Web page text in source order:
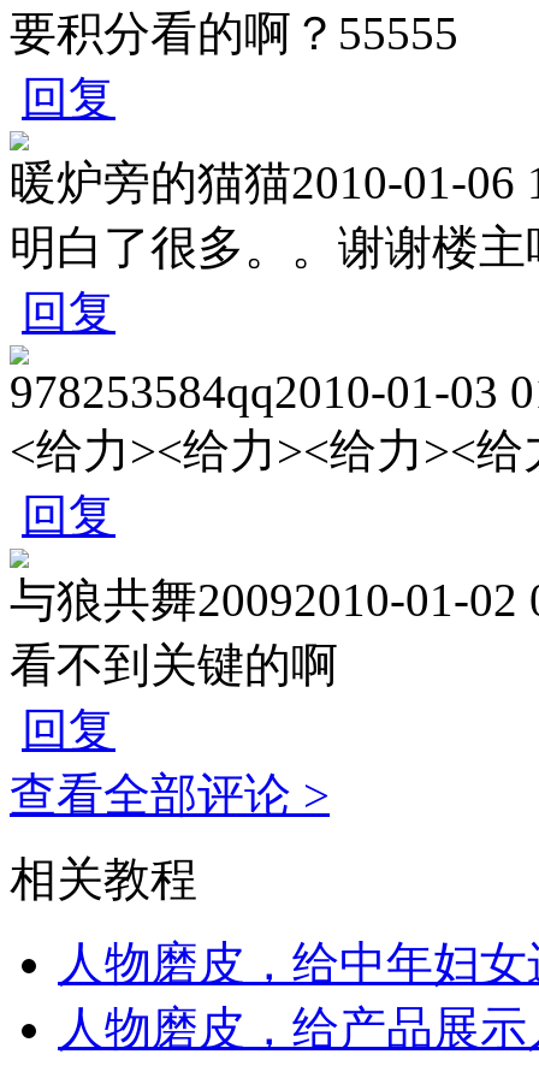
要积分看的啊？55555
回复
暖炉旁的猫猫2010-01-06
明白了很多。。谢谢楼主
回复
978253584qq2010-01-03
<给力><给力><给力><
回复
与狼共舞20092010-01-02
看不到关键的啊
回复
查看全部评论 >
相关教程
人物磨皮，给中年妇
人物磨皮，给产品展